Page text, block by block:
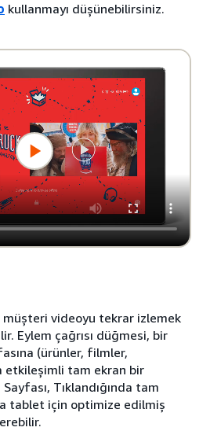
kullanmayı düşünebilirsiniz.
videoyu tekrar izlemek
Eylem çağrısı düğmesi, bir
(ürünler, filmler,
etkileşimli tam ekran bir
Tıklandığında tam
tablet için optimize edilmiş